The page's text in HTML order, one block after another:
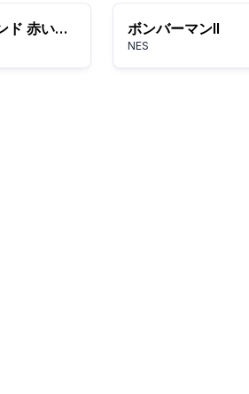
ファイナルコマンド 赤い要塞 ボンバーマンII
NES